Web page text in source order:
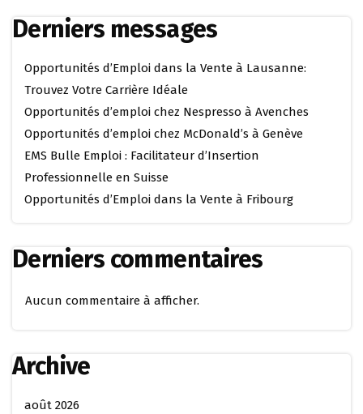
Derniers messages
Opportunités d’Emploi dans la Vente à Lausanne:
Trouvez Votre Carrière Idéale
Opportunités d’emploi chez Nespresso à Avenches
Opportunités d’emploi chez McDonald’s à Genève
EMS Bulle Emploi : Facilitateur d’Insertion
Professionnelle en Suisse
Opportunités d’Emploi dans la Vente à Fribourg
Derniers commentaires
Aucun commentaire à afficher.
Archive
août 2026